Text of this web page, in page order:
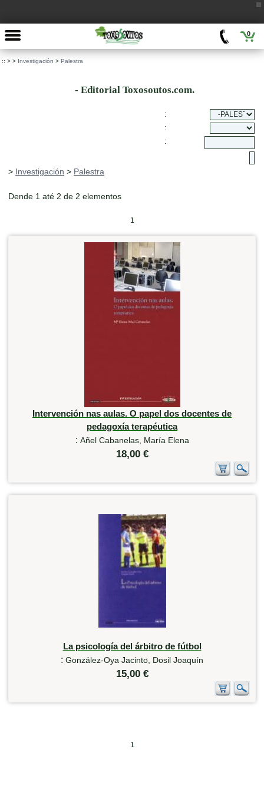
0
:: > > Investigación > Palestra
- Editorial Toxosoutos.com.
:
:
:
> Investigación > Palestra
Dende 1 até 2 de 2 elementos
1
Intervención nas aulas. O papel dos docentes de
pedagoxía terapéutica
: Añel Cabanelas, María Elena
18,00 €
La psicología del árbitro de fútbol
: González-Oya Jacinto, Dosil Joaquín
15,00 €
1